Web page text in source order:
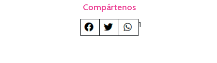
Compártenos
1